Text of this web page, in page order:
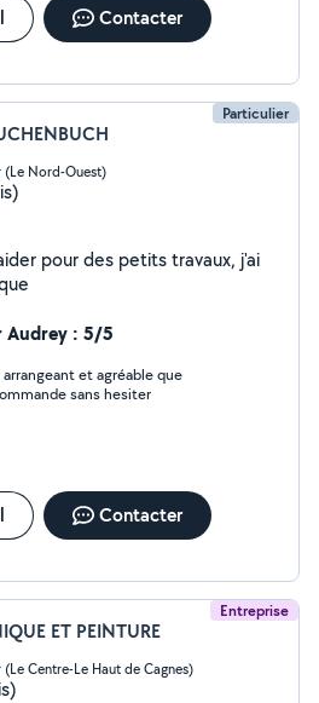
Contacter
Particulier
(Le Nord-Ouest)
pour des petits travaux, j'ai
Audrey : 5/5
et agréable que
sans hesiter
Contacter
Entreprise
ET PEINTURE
(Le Centre-Le Haut de Cagnes)